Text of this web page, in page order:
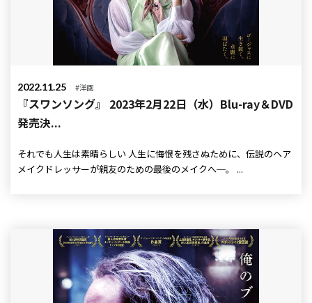
2022.11.25 #洋画
『スワンソング』 2023年2月22日（水）Blu-ray＆DVD
発売決...
それでも人生は素晴らしい 人生に悔恨を残さぬために、伝説のヘア
メイクドレッサーが親友のための最後のメイクへ─。 ...